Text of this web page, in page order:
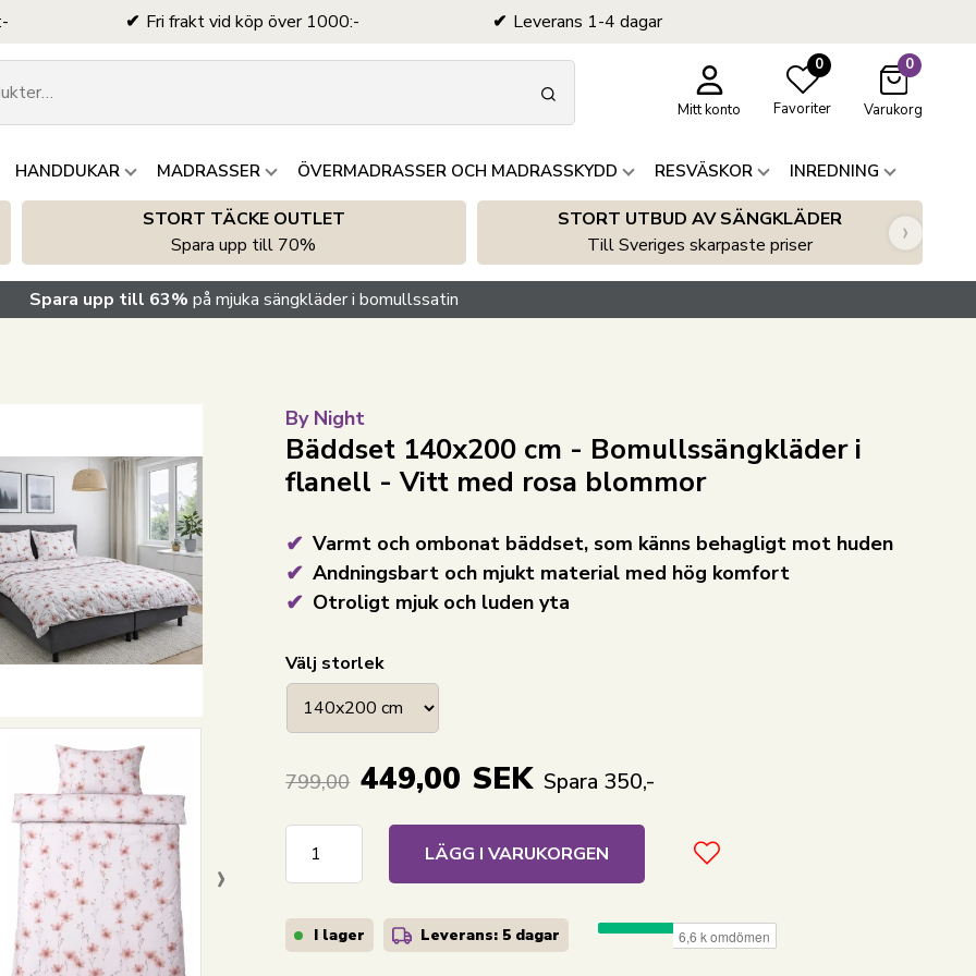
Fri frakt vid köp över 1000:- Leverans 1-4 dagar
Mitt konto
0
Favoriter
0
Varukorg
HANDDUKAR MADRASSER ÖVERMADRASSER OCH MADRASSKYDD RESVÄSKOR INREDNING
STORT TÄCKE OUTLET
Spara upp till 70%
STORT UTBUD AV SÄNGKLÄDER
Till Sveriges skarpaste priser
›
Spara upp till 63% på mjuka sängkläder i bomullssatin
›
By Night
Bäddset 140x200 cm - Bomullssängkläder i
flanell - Vitt med rosa blommor
Varmt och ombonat bäddset, som känns behagligt mot huden
Andningsbart och mjukt material med hög komfort
Otroligt mjuk och luden yta
Välj storlek
799,00 449,00 SEK Spara 350,-
LÄGG I VARUKORGEN
I lager Leverans: 5 dagar